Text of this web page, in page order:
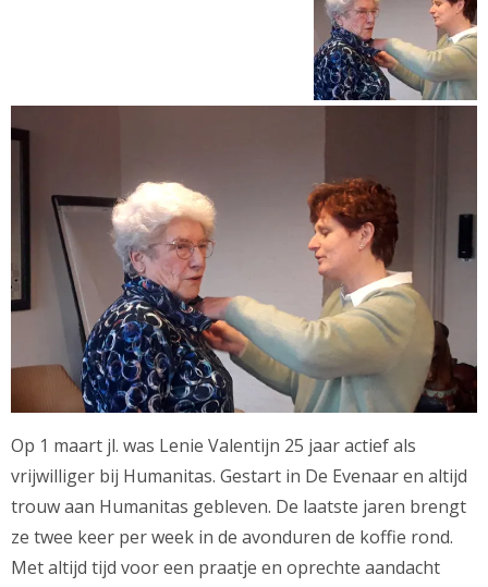
Op 1 maart jl. was Lenie Valentijn 25 jaar actief als
vrijwilliger bij Humanitas. Gestart in De Evenaar en altijd
trouw aan Humanitas gebleven. De laatste jaren brengt
ze twee keer per week in de avonduren de koffie rond.
Met altijd tijd voor een praatje en oprechte aandacht